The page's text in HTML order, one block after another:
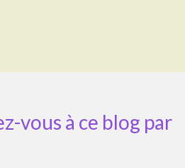
vous à ce blog par